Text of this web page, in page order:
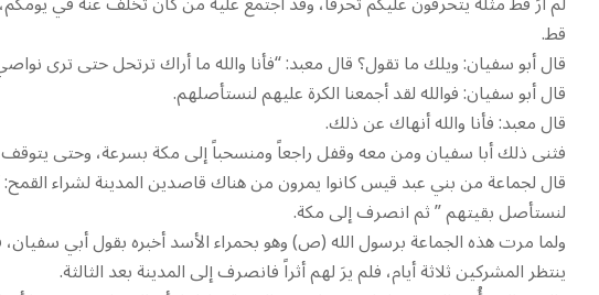
قط.
قال أبو سفيان: ويلك ما تقول؟ قال معبد: “فأنا والله ما أراك ترتحل حتى ترى
قال أبو سفيان: فوالله لقد أجمعنا الكرة عليهم لنستأصلهم.
قال معبد: فأنا والله أنهاك عن ذلك.
فثنى ذلك أبا سفيان ومن معه وقفل راجعاً ومنسحباً إلى مكة بسرعة، وحتى
قال لجماعة من بني عبد قيس كانوا يمرون من هناك قاصدين المدينة لشراء القمح:
لنستأصل بقيتهم ” ثم انصرف إلى مكة.
ولما مرت هذه الجماعة برسول الله (ص) وهو بحمراء الأسد أخبره بقول أبي
ينتظر المشركين ثلاثة أيام، فلم يرَ لهم أثراً فانصرف إلى المدينة بعد الثالثة.